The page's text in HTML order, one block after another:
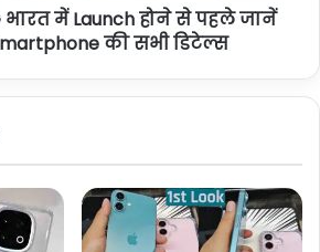
भारत में Launch होने से पहले जानें
की सभी डिटेल्स